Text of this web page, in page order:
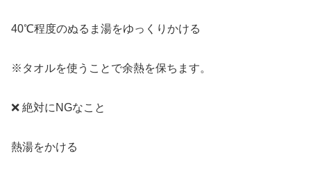
40℃程度のぬるま湯をゆっくりかける
※タオルを使うことで余熱を保ちます。
❌ 絶対にNGなこと
熱湯をかける